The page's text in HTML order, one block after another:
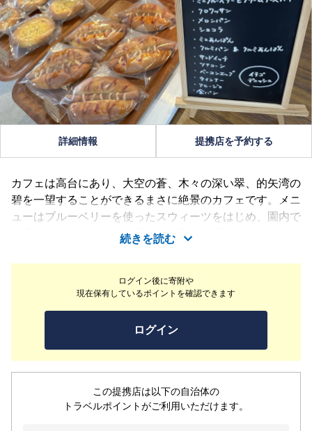
ログイン後に寄附や
現在保有しているポイントを確認できます
ログイン
この提携店は以下の自治体の
トラベルポイントがご利用いただけます。
詳細情報 提携店を予約する
カフェは高台にあり、大空の蒼、木々の深い翠、的矢湾の
碧を一望することができるまさに絶景のカフェです。メニ
ューはブルーベリーを使ったスウィーツをはじめ、園内で
飼育しているニワトリの産み立て卵を使用したランチメニ
ュー、焼き立てパンの販売もしております。ショップでは
園内で採れたブルーベリーのジャムや、やまとたちばなの
商品、その他地元の作家さんの手作り雑貨などを販売して
続きを読む